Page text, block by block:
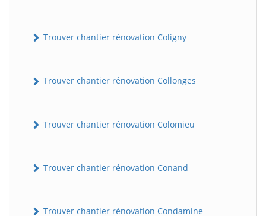
Trouver chantier rénovation Coligny
Trouver chantier rénovation Collonges
Trouver chantier rénovation Colomieu
Trouver chantier rénovation Conand
Trouver chantier rénovation Condamine
BatiWebPro